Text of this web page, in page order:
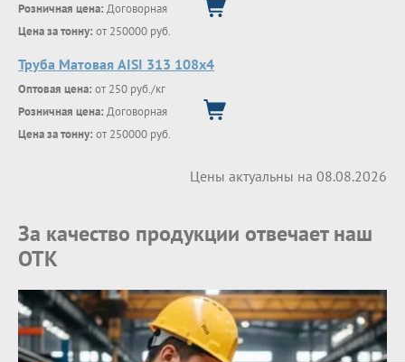
Розничная цена: Договорная
Цена за тонну: от 250000 руб.
Труба Матовая AISI 313 108х4
Оптовая цена: от 250 руб./кг
Розничная цена: Договорная
Цена за тонну: от 250000 руб.
Цены актуальны на 08.08.2026
За качество продукции отвечает наш
ОТК